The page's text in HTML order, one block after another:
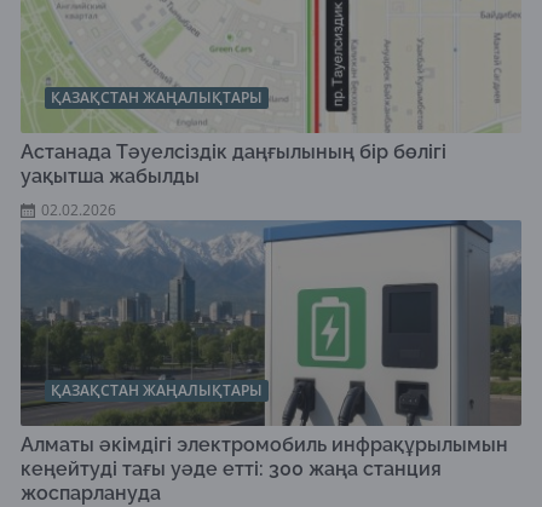
ҚАЗАҚСТАН ЖАҢАЛЫҚТАРЫ
Астанада Тәуелсіздік даңғылының бір бөлігі
уақытша жабылды
02.02.2026
ҚАЗАҚСТАН ЖАҢАЛЫҚТАРЫ
Алматы әкімдігі электромобиль инфрақұрылымын
кеңейтуді тағы уәде етті: 300 жаңа станция
жоспарлануда